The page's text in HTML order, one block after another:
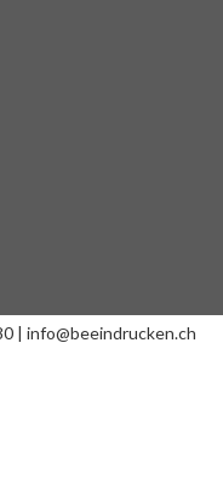
| info@beeindrucken.ch